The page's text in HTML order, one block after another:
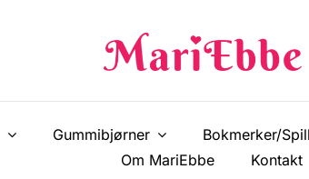
Gummibjørner Bokmerker/Spill
Om MariEbbe
Kontakt